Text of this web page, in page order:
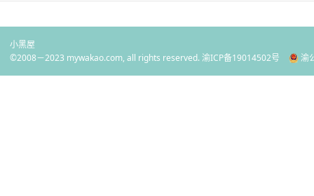
小黑屋
©2008－2023 mywakao.com, all rights reserved.渝ICP备19014502号 渝